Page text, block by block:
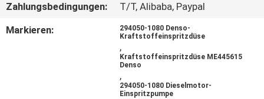
BITTE
Zahlungsbedingungen:
T/T, Alibaba, Paypal
Markieren:
294050-1080 Denso-
Kraftstoffeinspritzdüse
,
Kraftstoffeinspritzdüse ME445615
Denso
,
294050-1080 Dieselmotor-
Einspritzpumpe